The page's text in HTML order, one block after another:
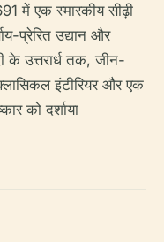
में एक स्मारकीय सीढ़ी
प्रेरित उद्यान और
के उत्तरार्ध तक, जीन-
इंटीरियर और एक
को दर्शाया